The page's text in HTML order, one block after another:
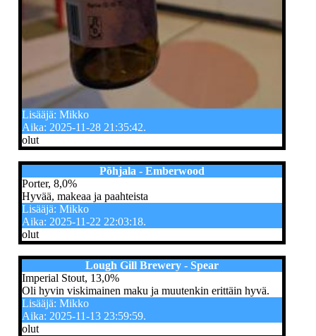
Lisääjä: Mikko
Aika: 2025-11-28 21:35:42.
olut
Põhjala - Emberwood
Porter, 8,0%
Hyvää, makeaa ja paahteista
Lisääjä: Mikko
Aika: 2025-11-22 22:03:18.
olut
Lough Gill Brewery - Spear
Imperial Stout, 13,0%
Oli hyvin viskimainen maku ja muutenkin erittäin hyvä.
Lisääjä: Mikko
Aika: 2025-11-13 23:59:59.
olut